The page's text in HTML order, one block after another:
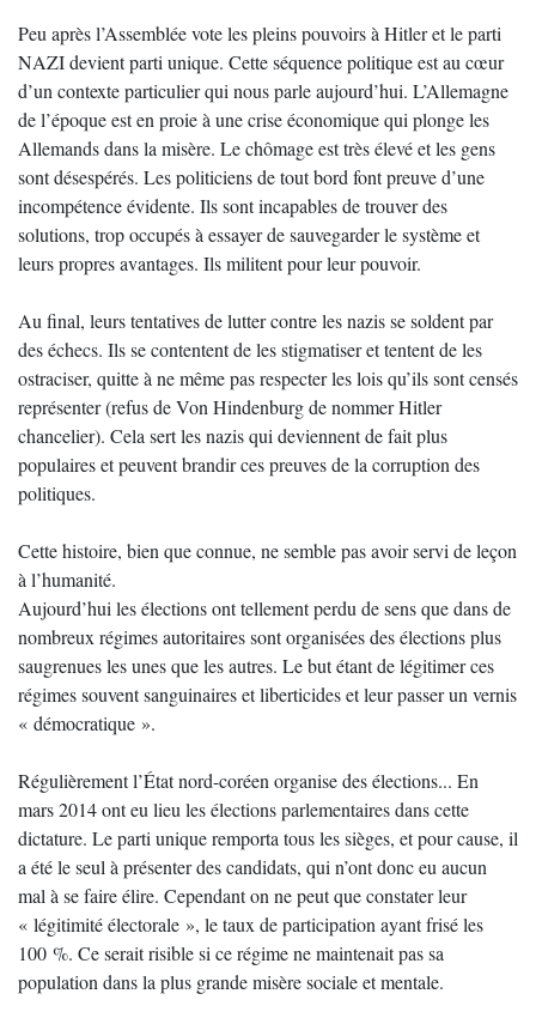
Peu après l’Assemblée vote les pleins pouvoirs à Hitler et le parti
NAZI devient parti unique. Cette séquence politique est au cœur
d’un contexte particulier qui nous parle aujourd’hui. L’Allemagne
de l’époque est en proie à une crise économique qui plonge les
Allemands dans la misère. Le chômage est très élevé et les gens
sont désespérés. Les politiciens de tout bord font preuve d’une
incompétence évidente. Ils sont incapables de trouver des
solutions, trop occupés à essayer de sauvegarder le système et
leurs propres avantages. Ils militent pour leur pouvoir.
Au final, leurs tentatives de lutter contre les nazis se soldent par
des échecs. Ils se contentent de les stigmatiser et tentent de les
ostraciser, quitte à ne même pas respecter les lois qu’ils sont censés
représenter (refus de Von Hindenburg de nommer Hitler
chancelier). Cela sert les nazis qui deviennent de fait plus
populaires et peuvent brandir ces preuves de la corruption des
politiques.
Cette histoire, bien que connue, ne semble pas avoir servi de leçon
à l’humanité.
Aujourd’hui les élections ont tellement perdu de sens que dans de
nombreux régimes autoritaires sont organisées des élections plus
saugrenues les unes que les autres. Le but étant de légitimer ces
régimes souvent sanguinaires et liberticides et leur passer un vernis
« démocratique ».
Régulièrement l’État nord-coréen organise des élections... En
mars 2014 ont eu lieu les élections parlementaires dans cette
dictature. Le parti unique remporta tous les sièges, et pour cause, il
a été le seul à présenter des candidats, qui n’ont donc eu aucun
mal à se faire élire. Cependant on ne peut que constater leur
« légitimité électorale », le taux de participation ayant frisé les
100 %. Ce serait risible si ce régime ne maintenait pas sa
population dans la plus grande misère sociale et mentale.